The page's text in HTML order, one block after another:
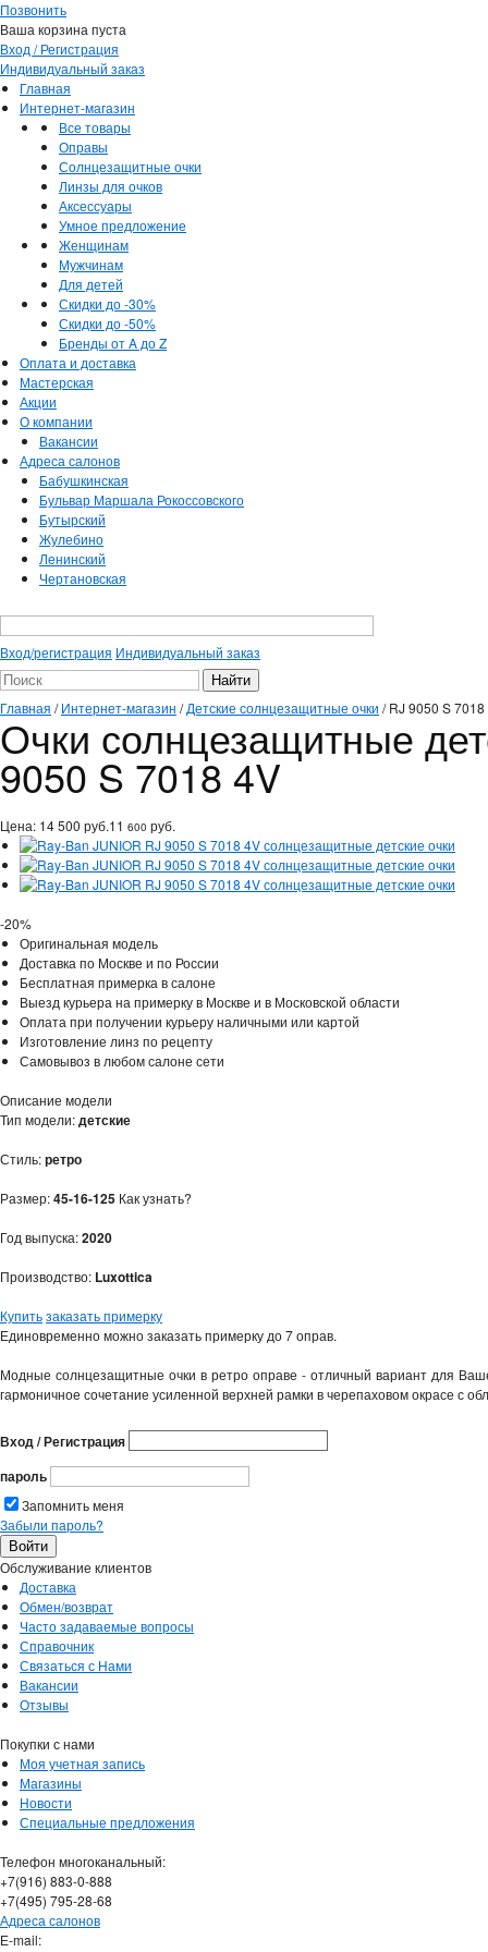
Позвонить
Ваша корзина пуста
Вход / Регистрация
Индивидуальный заказ
Главная
Интернет-магазин
Все товары
Оправы
Солнцезащитные очки
Линзы для очков
Аксессуары
Умное предложение
Женщинам
Мужчинам
Для детей
Скидки до -30%
Скидки до -50%
Бренды от A до Z
Оплата и доставка
Мастерская
Акции
О компании
Вакансии
Адреса салонов
Бабушкинская
Бульвар Маршала Рокоссовского
Бутырский
Жулебино
Ленинский
Чертановская
Вход/регистрация Индивидуальный заказ
Главная /Интернет-магазин /Детские солнцезащитные очки /RJ 9050 S 7018
Очки солнцезащитные
9050 S 7018 4V
Цена: 14 500 руб.11 600 руб.
-20%
Оригинальная модель
Доставка по Москве и по России
Бесплатная примерка в салоне
Выезд курьера на примерку в Москве и в Московской области
Оплата при получении курьеру наличными или картой
Изготовление линз по рецепту
Самовывоз в любом салоне сети
Описание модели
Тип модели:детские
Стиль:ретро
Размер:45-16-125 Как узнать?
Год выпуска:2020
Производство: Luxottica
Купитьзаказать примерку
Единовременно можно заказать примерку до 7 оправ.
Модные солнцезащитные очки в ретро оправе - отличный вариант для
гармоничное сочетание усиленной верхней рамки в черепаховом окрасе с
Вход / Регистрация
пароль
Запомнить меня
Забыли пароль?
Обслуживание клиентов
Доставка
Обмен/возврат
Часто задаваемые вопросы
Справочник
Связаться с Нами
Вакансии
Отзывы
Покупки с нами
Моя учетная запись
Магазины
Новости
Специальные предложения
Телефон многоканальный:
+7(916) 883-0-888
+7(495) 795-28-68
Адреса салонов
Е-mail: